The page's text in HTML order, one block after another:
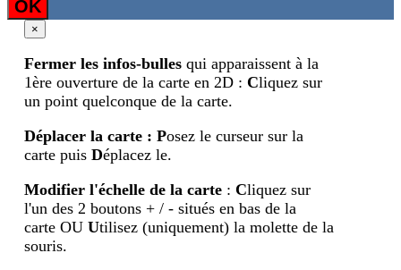
OK
×
Fermer les infos-bullesqui apparaissent à la
1ère ouverture de la carte en 2D :Cliquez sur
un point quelconque de la carte.
Déplacer la carte : Posez le curseur sur la
carte puisDéplacez le.
Modifier l'échelle de la carte :Cliquez sur
l'un des 2 boutons + / - situés en bas de la
carte OUUtilisez (uniquement) la molette de la
souris.